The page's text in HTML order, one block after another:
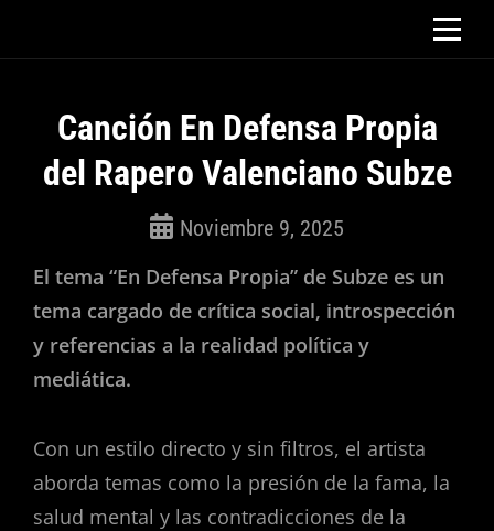
Canción En Defensa Propia
del Rapero Valenciano Subze
(Isabella)
Noviembre 9, 2025
El tema “En Defensa Propia” de Subze es un
tema cargado de crítica social, introspección
y referencias a la realidad política y
mediática.
Con un estilo directo y sin filtros, el artista
aborda temas como la presión de la fama, la
salud mental y las contradicciones de la